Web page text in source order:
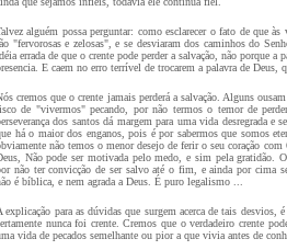
alguém possa perguntar: como esclarecer o fato de que
"fervorosas e zelosas", e se desviaram dos caminhos do
errada de que o crente pode perder a salvação, não porque a
E caem no erro terrível de trocarem a palavra de Deus,
cremos que o crente jamais perderá a salvação. Alguns
de "vivermos" pecando, por não termos o temor de
dos santos dá margem para uma vida desregrada e
há o maior dos enganos, pois é por sabermos que somos
não temos o menor desejo de ferir o seu coração
Não pode ser motivada pelo medo, e sim pela gratidão.
não ter convicção de ser salvo até o fim, e ainda por cima
é bíblica, e nem agrada a Deus. É puro legalismo ...
explicação para as dúvidas que surgem acerca de tais desvios,
nunca foi crente. Cremos que o verdadeiro crente
vida de pecados semelhante ou pior a que vivia antes de